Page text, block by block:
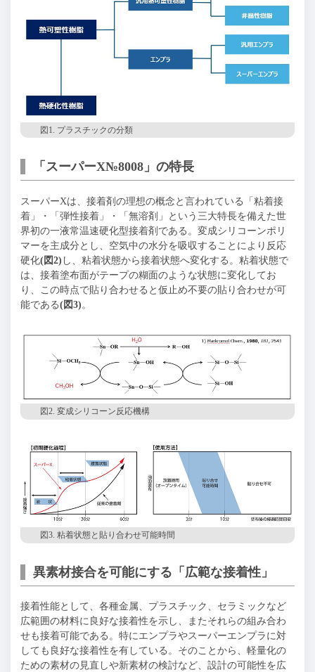
図1. プラスチックの分類
「スーパーX№8008」の特長
スーパーXは、接着剤の理想の概念と言われている「粘着接
着」・「弾性接着」・「無溶剤」という三大特長を備えた世
界初の一液常温速硬化型接着剤である。変成シリコーンポリ
マーを主成分とし、空気中の水分を吸収することにより反応
硬化(図2) し、粘着状態から接着状態へ変化する。粘着状態で
は、接着塗布面がテープの糊面のような状態に変化してお
り、この時点で貼り合わせると仮止め不要の貼り合わせが可
能である(図3) 。
図2. 変成シリコーン反応機構
図3. 粘着状態と貼り合わせ可能時間
異素材接合を可能にする「広範な接着性」
接着性能として、各種金属、プラスチック、セラミックなど
広範囲の材料に良好な接着性を示し、またそれらの組み合わ
せも接着可能である。特にエンプラやスーパーエンプラに対
しても良好な接着性を有している。そのことから、軽量化の
ための素材の見直しや新素材の検討など、設計の可能性を広